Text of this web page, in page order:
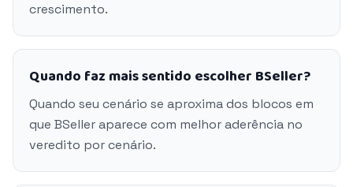
crescimento.
Quando faz mais sentido escolher BSeller?
Quando seu cenário se aproxima dos blocos em
que BSeller aparece com melhor aderência no
veredito por cenário.